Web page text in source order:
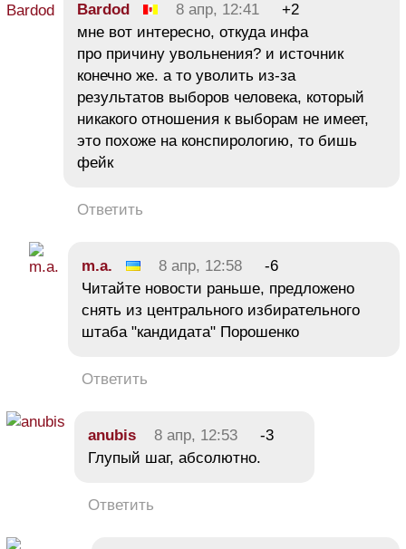
Bardod 8 апр, 12:41
+2
мне вот интересно, откуда инфа
про причину увольнения? и источник
конечно же. а то уволить из-за
результатов выборов человека, который
никакого отношения к выборам не имеет,
это похоже на конспирологию, то бишь
фейк
Ответить
m.a. 8 апр, 12:58
-6
Читайте новости раньше, предложено
снять из центрального избирательного
штаба "кандидата" Порошенко
Ответить
anubis 8 апр, 12:53
-3
Глупый шаг, абсолютно.
Ответить